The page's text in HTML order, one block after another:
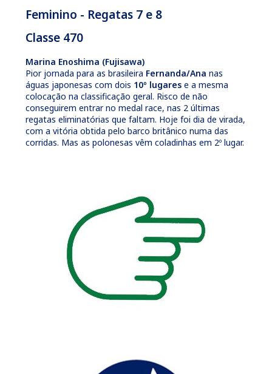
Feminino - Regatas 7 e 8
Classe 470
Marina Enoshima (Fujisawa)
Pior jornada para as brasileira Fernanda/Ana nas
águas japonesas com dois 10º lugares e a mesma
colocação na classificação geral. Risco de não
conseguirem entrar no medal race, nas 2 últimas
regatas eliminatórias que faltam. Hoje foi dia de virada,
com a vitória obtida pelo barco britânico numa das
corridas. Mas as polonesas vêm coladinhas em 2º lugar.